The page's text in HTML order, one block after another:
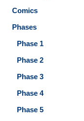
Comics
Phases
Phase 1
Phase 2
Phase 3
Phase 4
Phase 5